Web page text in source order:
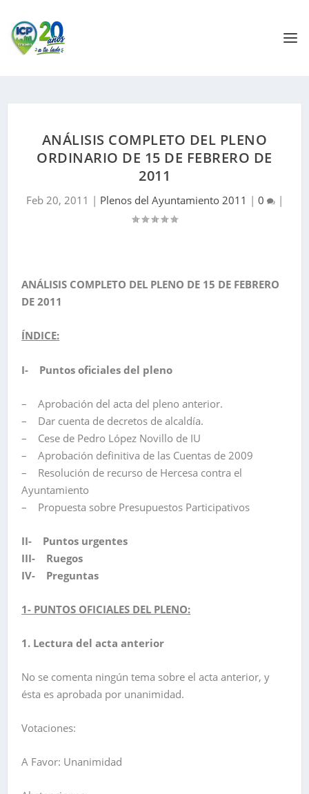
ANÁLISIS COMPLETO DEL PLENO
ORDINARIO DE 15 DE FEBRERO DE
2011
Feb 20, 2011 | Plenos del Ayuntamiento 2011 | 0 |
ANÁLISIS COMPLETO DEL PLENO DE 15 DE FEBRERO
DE 2011
ÍNDICE:
I- Puntos oficiales del pleno
– Aprobación del acta del pleno anterior.
– Dar cuenta de decretos de alcaldía.
– Cese de Pedro López Novillo de IU
– Aprobación definitiva de las Cuentas de 2009
– Resolución de recurso de Hercesa contra el
Ayuntamiento
– Propuesta sobre Presupuestos Participativos
II- Puntos urgentes
III- Ruegos
IV- Preguntas
1- PUNTOS OFICIALES DEL PLENO:
1. Lectura del acta anterior
No se comenta ningún tema sobre el acta anterior, y
ésta es aprobada por unanimidad.
Votaciones:
A Favor: Unanimidad